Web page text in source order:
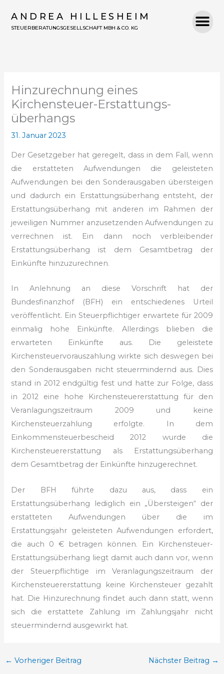
InhaltANDREA HILLESHEIM
STEUERBERATUNGSGESELLSCHAFT MBH & CO. KG
Hinzurechnung eines
Kirchensteuer-Erstattungs­
überhangs
31. Januar 2023
Der Gesetzgeber hat geregelt, dass in dem Fall, wenn
die erstatteten Aufwendungen die geleisteten
Aufwendungen bei den Sonderausgaben übersteigen
und dadurch ein Erstattungsüberhang entsteht, der
Erstattungsüberhang mit anderen im Rahmen der
jeweiligen Nummer anzusetzenden Aufwendungen zu
verrechnen ist. Ein dann noch verbleibender
Erstattungsüberhang ist dem Gesamtbetrag der
Einkünfte hinzuzurechnen.
In Anlehnung an diese Vorschrift hat der
Bundesfinanzhof (BFH) ein entschiedenes Urteil
veröffentlicht. Ein Steuerpflichtiger erwartete für 2009
einmalig hohe Einkünfte. Allerdings blieben die
erwarteten Einkünfte aus. Die geleistete
Kirchensteuervorauszahlung wirkte sich deswegen bei
den Sonderausgaben nicht steuermindernd aus. Dies
stand in 2012 endgültig fest und hatte zur Folge, dass
in 2012 eine hohe Kirchensteuererstattung für den
Veranlagungszeitraum 2009 und keine
Kirchensteuerzahlung erfolgte. In dem
Einkommensteuerbescheid 2012 wurde die
Kirchensteuererstattung als Erstattungsüberhang
dem Gesamtbetrag der Einkünfte hinzugerechnet.
Der BFH führte dazu aus, dass ein
Erstattungsüberhang lediglich ein „Übersteigen“ der
erstatteten Aufwendungen über die im
Erstattungsjahr geleisteten Aufwendungen erfordert,
die auch 0 € betragen können. Ein Kirchensteuer-
Erstattungsüberhang liegt damit auch dann vor, wenn
der Steuerpflichtige im Veranlagungszeitraum der
Kirchensteuererstattung keine Kirchensteuer gezahlt
hat. Die Hinzurechnung findet auch dann statt, wenn
sich die erstattete Zahlung im Zahlungsjahr nicht
steuermindernd ausgewirkt hat.
← Vorheriger Beitrag Nächster Beitrag →